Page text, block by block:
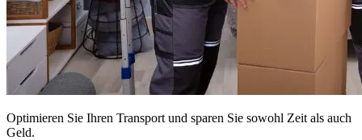
Optimieren Sie Ihren Transport und sparen Sie sowohl Zeit als auch
Geld.